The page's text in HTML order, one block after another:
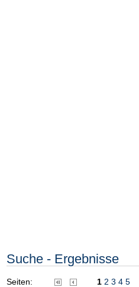
Suche - Ergebnisse
Seiten: 1 2 3 4 5